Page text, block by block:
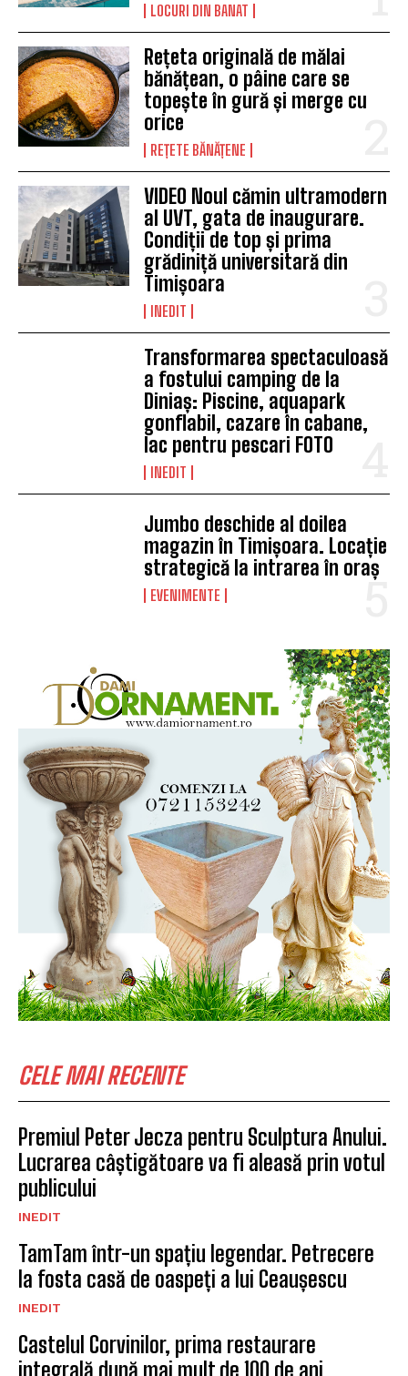
LOCURI DIN BANAT
Rețeta originală de mălai
bănățean, o pâine care se
topește în gură și merge cu
orice
REȚETE BĂNĂȚENE
VIDEO Noul cămin ultramodern
al UVT, gata de inaugurare.
Condiții de top și prima
grădiniță universitară din
Timișoara
INEDIT
Transformarea spectaculoasă
a fostului camping de la
Diniaș: Piscine, aquapark
gonflabil, cazare în cabane,
lac pentru pescari FOTO
INEDIT
Jumbo deschide al doilea
magazin în Timișoara. Locație
strategică la intrarea în oraș
EVENIMENTE
CELE MAI RECENTE
Premiul Peter Jecza pentru Sculptura Anului.
Lucrarea câștigătoare va fi aleasă prin votul
publicului
INEDIT
TamTam într-un spațiu legendar. Petrecere
la fosta casă de oaspeți a lui Ceaușescu
INEDIT
Castelul Corvinilor, prima restaurare
integrală după mai mult de 100 de ani